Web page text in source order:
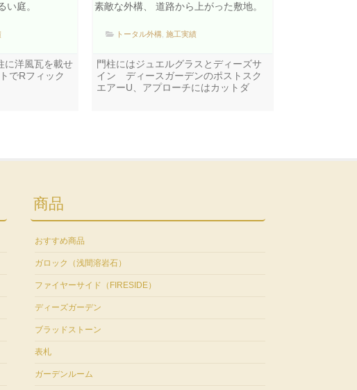
い庭。
に洋風瓦を載せ
でRフィック
素敵な外構、 道路から上がった敷地。
トータル外構, 施工実績
門柱にはジュエルグラスとディーズサ
イン ディースガーデンのポストスク
エアーU、アプローチにはカットダ
商品
おすすめ商品
ガロック（浅間溶岩石）
ファイヤーサイド（FIRESIDE）
ディーズガーデン
ブラッドストーン
表札
ガーデンルーム